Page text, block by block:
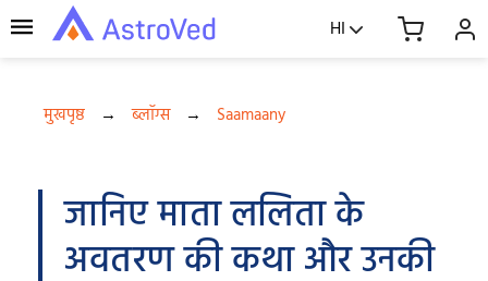
HI
मुखपृष्ठ → ब्लॉग्स → Saamaany
जानिए माता ललिता के
अवतरण की कथा और उनकी